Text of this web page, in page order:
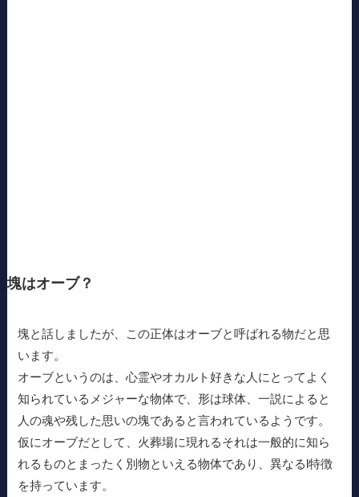
塊はオーブ？
塊と話しましたが、この正体はオーブと呼ばれる物だと思
います。
オーブというのは、心霊やオカルト好きな人にとってよく
知られているメジャーな物体で、形は球体、一説によると
人の魂や残した思いの塊であると言われているようです。
仮にオーブだとして、火葬場に現れるそれは一般的に知ら
れるものとまったく別物といえる物体であり、異なるl特徴
を持っています。